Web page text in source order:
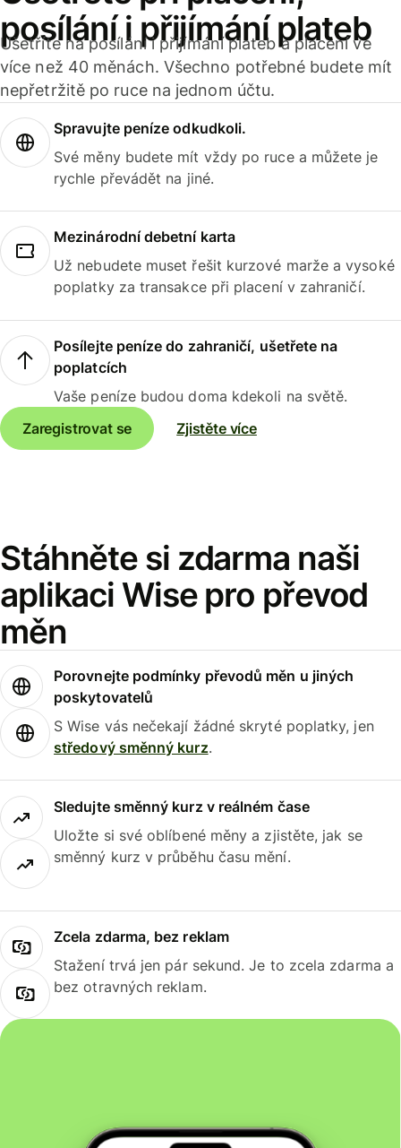
posílání i přijímání plateb
Ušetříte na posílání i přijímání plateb a placení ve
více než 40 měnách. Všechno potřebné budete mít
nepřetržitě po ruce na jednom účtu.
Spravujte peníze odkudkoli.
Své měny budete mít vždy po ruce a můžete je
rychle převádět na jiné.
Mezinárodní debetní karta
Už nebudete muset řešit kurzové marže a vysoké
poplatky za transakce při placení v zahraničí.
Posílejte peníze do zahraničí, ušetřete na
poplatcích
Vaše peníze budou doma kdekoli na světě.
Zaregistrovat se
Zjistěte více
Stáhněte si zdarma naši
aplikaci Wise pro převod
měn
Porovnejte podmínky převodů měn u jiných
poskytovatelů
S Wise vás nečekají žádné skryté poplatky, jen
středový směnný kurz.
Sledujte směnný kurz v reálném čase
Uložte si své oblíbené měny a zjistěte, jak se
směnný kurz v průběhu času mění.
Zcela zdarma, bez reklam
Stažení trvá jen pár sekund. Je to zcela zdarma a
bez otravných reklam.